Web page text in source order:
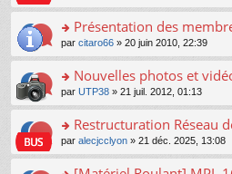
e
nt
lu
le
pl
u
ré
c
e
nt
e
n
n
lu
le
pl
u
ré
c
e
a
g
e
n
n
lu
le
pl
u
le
m
e
a
g
e
n
n
lu
n
ult
er
le
m
e
a
g
e
n
o
n
ult
er
le
m
e
Présentation des
par citaro66 » 20 juin 2010, 22:39
o
n
ult
er
le
Nouvelles photos et
par UTP38 » 21 juil. 2012, 01:13
o
n
Restructuration Réseau
par alecjcclyon » 21 déc. 2025, 13:08